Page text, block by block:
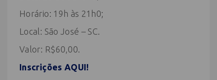
Horário: 19h às 21h0;
Local: São José – SC.
Valor: R$60,00.
Inscrições AQUI!